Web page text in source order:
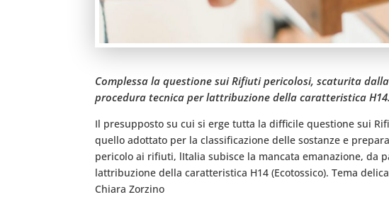
Complessa la questione sui Rifiuti pericolosi, scaturita
procedura tecnica per lattribuzione della caratteristica H14.
Il presupposto su cui si erge tutta la difficile questione sui
quello adottato per la classificazione delle sostanze e
pericolo ai rifiuti, lItalia subisce la mancata emanazione,
lattribuzione della caratteristica H14 (Ecotossico). Tema
Chiara Zorzino